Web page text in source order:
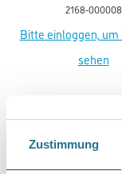
Zustimmung
mit Noppen 17-
2168-000008
Bitte einloggen, um
sehen